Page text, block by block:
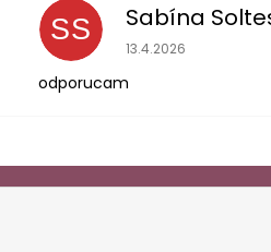
SS Sabína
Hodnotenie
13.4.2026
odporucam